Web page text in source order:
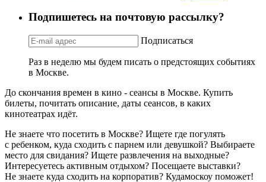
Подпишетесь на почтовую рассылку?
Подписаться
Раз в неделю мы будем писать о предстоящих событиях
в Москве.
До скончания времен в кино - сеансы в Москве. Купить
билеты, почитать описание, даты сеансов, в каких
кинотеатрах идёт.
Не знаете что посетить в Москве? Ищете где погулять
с ребенком, куда сходить с парнем или девушкой? Выбираете
место для свидания? Ищете развлечения на выходные?
Интересуетесь активным отдыхом? Посещаете выставки?
Не знаете куда сходить на корпоратив? Кудамоскоу поможет!